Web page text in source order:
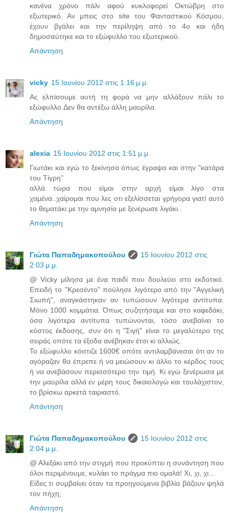
κανένα χρόνο πάλι αφού κυκλοφορεί Οκτώβρη στο
εξωτερικό. Αν μπεις στο site του Φανταστικού Κόσμου,
έχουν βγάλει και την περίληψη από το 4ο και ήδη
δημοσιεύτηκε και το εξώφυλλο του εξωτερικού.
Απάντηση
vicky 15 Ιουνίου 2012 στις 1:16 μ.μ.
Aς ελπίσουμε αυτή τη φορά να μην αλλάξουν πάλι το
εξώφυλλο.Δεν θα αντέξω άλλη μαυρίλα.
Απάντηση
alexia 15 Ιουνίου 2012 στις 1:51 μ.μ.
Γιωτάκι και εγώ το ξεκίνησα όπως έγραψα και στην "κατάρα
του Τίγρη"
αλλά τώρα που είμαι στην αρχή είμαι λίγο στα
χαμένα..χαίρομαι που λες οτι εξελίσσεται γρήγορα γιατί αυτό
το θεματάκι με την αμνησία με ξενέρωσε λιγάκι..
Απάντηση
Γιώτα Παπαδημακοπούλου
15 Ιουνίου 2012 στις
2:03 μ.μ.
@ Vicky μίλησα με ένα παιδί που δουλεύει στο εκδοτικό.
Επειδή το "Κρεσέντο" πούλησε λιγότερο από την "Αγγελική
Σιωπή", αναγκάστηκαν αν τυπώσουν λιγότερα αντίτυπα.
Μόνο 1000 κομμάτια. Όπως συζητήσαμε και στο καφεδάκι,
όσα λιγότερα αντίτυπα τυπώνονται, τόσο ανεβαίνει το
κόστος έκδοσης, συν ότι η "Σιγή" είναι το μεγαλύτερο της
σειράς οπότε τα έξοδα ανέβηκαν έτσι κι αλλιώς.
Το εξώφυλλο κόστιζε 1600€ οπότε αντιλαμβάνεσαι ότι αν το
αγόραζαν θα έπρεπε ή να μειώσουν κι άλλο το κέρδος τους
ή να ανεβάσουν περισσότερο την τιμή. Κι εγώ ξενέρωσα με
την μαυρίλα αλλά εν μέρη τους δικαιολογώ και τουλάχιστον,
το βρίσκω αρκετά ταιριαστό.
Απάντηση
Γιώτα Παπαδημακοπούλου
15 Ιουνίου 2012 στις
2:04 μ.μ.
@ Αλεξάκι από την στιγμή που προκύπτει η συνάντηση που
όλοι περιμένουμε, κυλάει το πράγμα πιο ομαλά! Χι, χι, χι...
Είδες τι συμβαίνει όταν τα προηγούμενα βιβλία βάζουν ψηλά
τον πήχη;
Απάντηση